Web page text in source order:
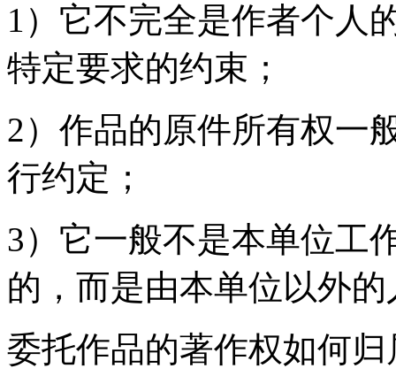
1）它不完全是作者个人
特定要求的约束；
2）作品的原件所有权一
行约定；
3）它一般不是本单位工
的，而是由本单位以外
委托作品的著作权如何